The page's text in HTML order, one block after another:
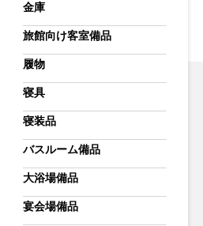
金庫
旅館向け客室備品
履物
寝具
寝装品
バスルーム備品
大浴場備品
宴会場備品